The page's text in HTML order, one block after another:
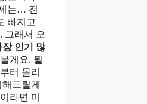
는… 전
빠지고
그래서 오
인기 많
게요. 뭘
터 몰리
드릴게
라면 미